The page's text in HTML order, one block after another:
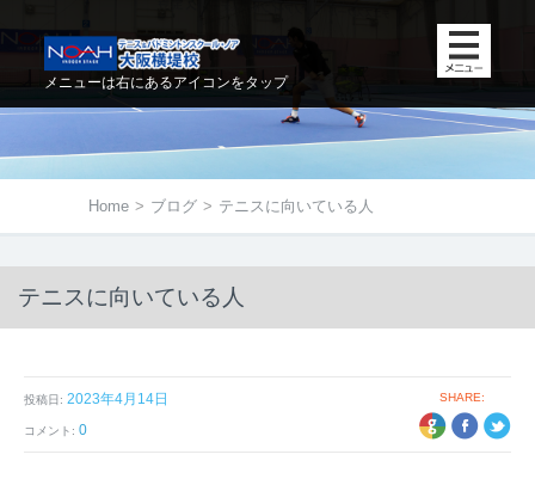
メニューは右にあるアイコンをタップ
Home > ブログ > テニスに向いている人
テニスに向いている人
SHARE:
TWITTER
投稿日: 2023年4月14日
コメント: 0